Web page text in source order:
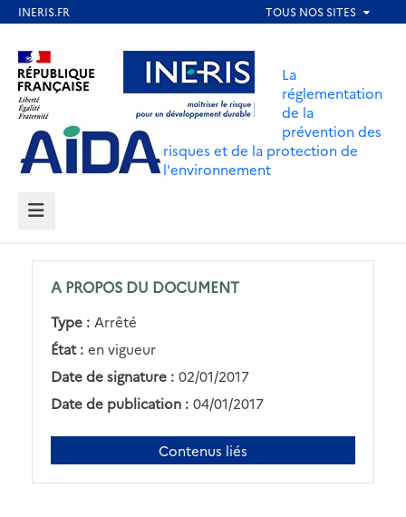
contenu
principal
Aller au contenu Aller au menu
Aller au pied de page
La
réglementation
de la
prévention des
risques et de la protection de
l'environnement
MENU
A PROPOS DU DOCUMENT
Type : Arrêté
État : en vigueur
Date de signature : 02/01/2017
Date de publication : 04/01/2017
Contenus liés